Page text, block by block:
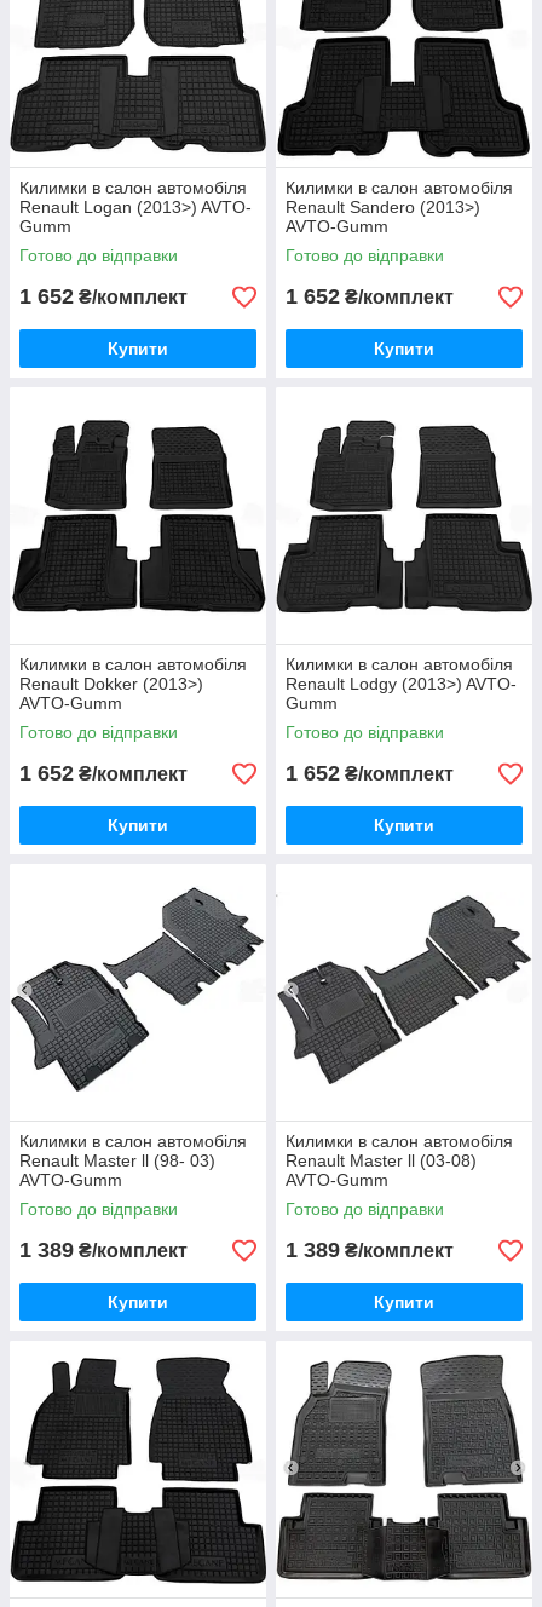
Килимки в салон автомобіля
Renault Logan (2013>) AVTO-
Gumm
Готово до відправки
1 652 ₴/комплект
Купити
Килимки в салон автомобіля
Renault Sandero (2013>)
AVTO-Gumm
Готово до відправки
1 652 ₴/комплект
Купити
Килимки в салон автомобіля
Renault Dokker (2013>)
AVTO-Gumm
Готово до відправки
1 652 ₴/комплект
Купити
Килимки в салон автомобіля
Renault Lodgy (2013>) AVTO-
Gumm
Готово до відправки
1 652 ₴/комплект
Купити
Килимки в салон автомобіля
Renault Master ll (98- 03)
AVTO-Gumm
Готово до відправки
1 389 ₴/комплект
Купити
Килимки в салон автомобіля
Renault Master ll (03-08)
AVTO-Gumm
Готово до відправки
1 389 ₴/комплект
Купити